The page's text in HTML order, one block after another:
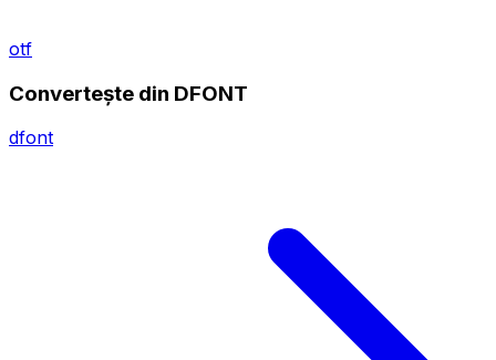
otf
Convertește din DFONT
dfont